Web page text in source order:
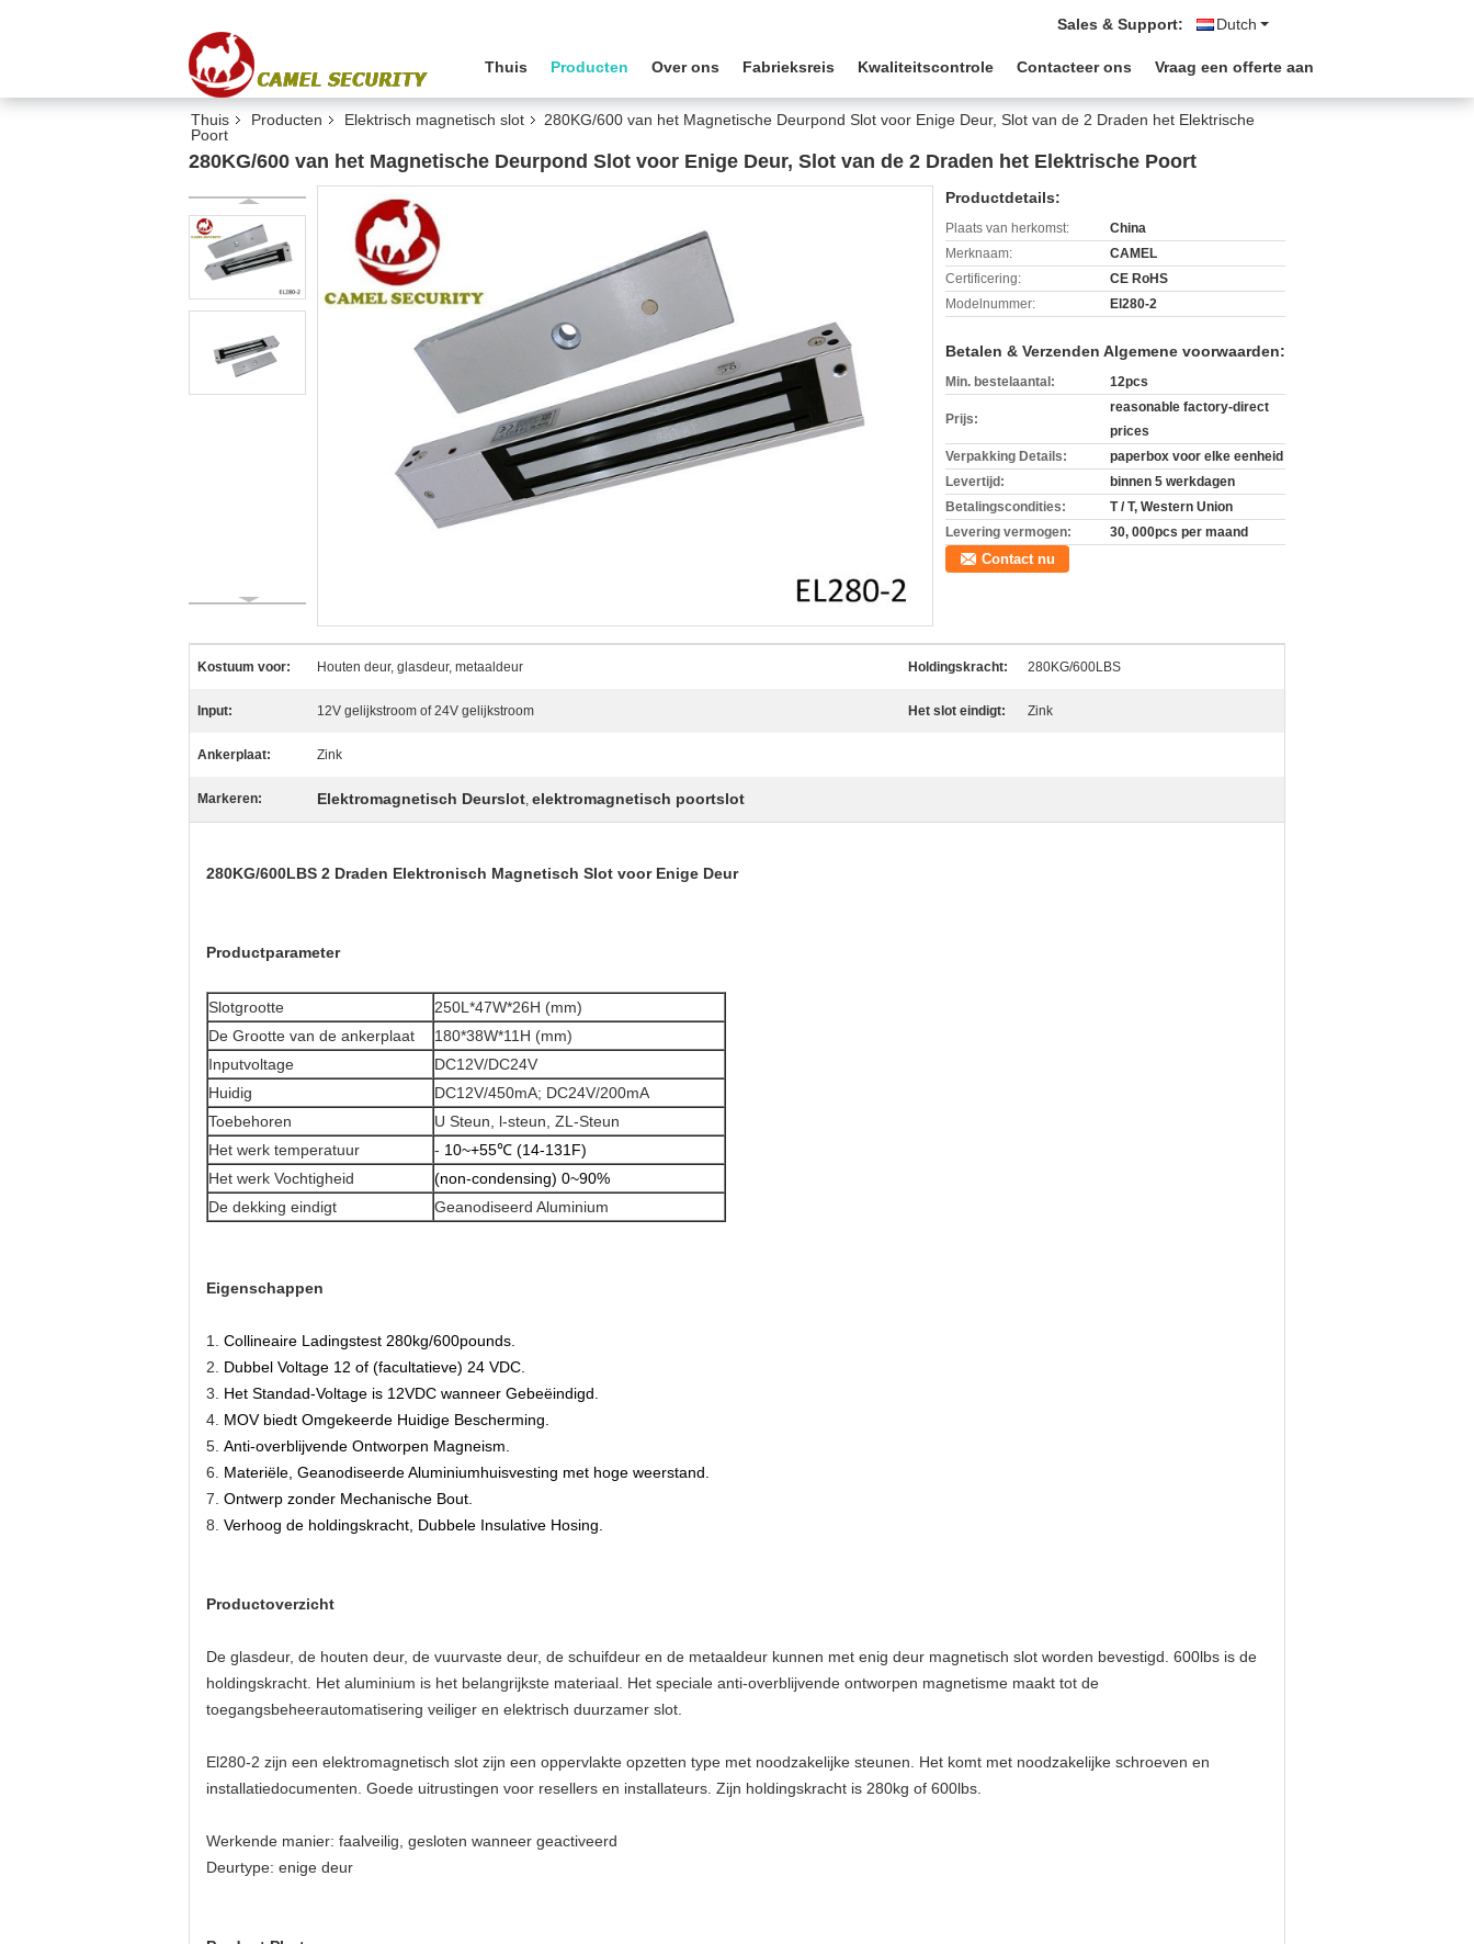
Dutch
Sales & Support:
Thuis Producten Over ons Fabrieksreis Kwaliteitscontrole Contacteer ons Vraag een offerte aan
Thuis Producten Elektrisch magnetisch slot
280KG/600 van het Magnetische Deurpond Slot voor Enige Deur, Slot van de 2 Draden het Elektrische
Poort
280KG/600 van het Magnetische Deurpond Slot voor Enige Deur, Slot van de 2 Draden het Elektrische Poort
Productdetails:
Plaats van herkomst:
China
Merknaam:
CAMEL
Certificering:
CE RoHS
Modelnummer:
El280-2
Betalen & Verzenden Algemene voorwaarden:
Min. bestelaantal: 12pcs
Prijs:
reasonable factory-direct
prices
Verpakking Details:
paperbox voor elke eenheid
Levertijd:
binnen 5 werkdagen
Betalingscondities:
T / T, Western Union
Levering vermogen:
30, 000pcs per maand
Contact nu
Kostuum voor: Houten deur, glasdeur, metaaldeur Holdingskracht: 280KG/600LBS
Input: 12V gelijkstroom of 24V gelijkstroom Het slot eindigt: Zink
Ankerplaat: Zink
Markeren: Elektromagnetisch Deurslot, elektromagnetisch poortslot
280KG/600LBS 2 Draden Elektronisch Magnetisch Slot voor Enige Deur
Productparameter
Slotgrootte
250L*47W*26H (mm)
De Grootte van de ankerplaat
180*38W*11H (mm)
Inputvoltage
DC12V/DC24V
Huidig
DC12V/450mA; DC24V/200mA
Toebehoren
U Steun, l-steun, ZL-Steun
Het werk temperatuur
- 10~+55℃ (14-131F)
Het werk Vochtigheid
(non-condensing) 0~90%
De dekking eindigt
Geanodiseerd Aluminium
Eigenschappen
1. Collineaire Ladingstest 280kg/600pounds.
2. Dubbel Voltage 12 of (facultatieve) 24 VDC.
3. Het Standad-Voltage is 12VDC wanneer Gebeëindigd.
4. MOV biedt Omgekeerde Huidige Bescherming.
5. Anti-overblijvende Ontworpen Magneism.
6. Materiële, Geanodiseerde Aluminiumhuisvesting met hoge weerstand.
7. Ontwerp zonder Mechanische Bout.
8. Verhoog de holdingskracht, Dubbele Insulative Hosing.
Productoverzicht
De glasdeur, de houten deur, de vuurvaste deur, de schuifdeur en de metaaldeur kunnen met enig deur magnetisch slot worden bevestigd. 600lbs is de
holdingskracht. Het aluminium is het belangrijkste materiaal. Het speciale anti-overblijvende ontworpen magnetisme maakt tot de
toegangsbeheerautomatisering veiliger en elektrisch duurzamer slot.
El280-2 zijn een elektromagnetisch slot zijn een oppervlakte opzetten type met noodzakelijke steunen. Het komt met noodzakelijke schroeven en
installatiedocumenten. Goede uitrustingen voor resellers en installateurs. Zijn holdingskracht is 280kg of 600lbs.
Werkende manier: faalveilig, gesloten wanneer geactiveerd
Deurtype: enige deur